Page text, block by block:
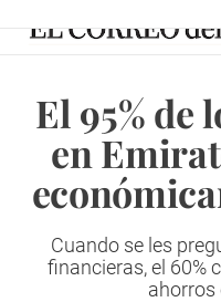
El 95% de
en
Cuando se les
financieras, el 60%
ahorros